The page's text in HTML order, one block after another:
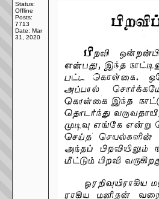
Status:
Offline
Posts:
7713
Date: Mar
31, 2020